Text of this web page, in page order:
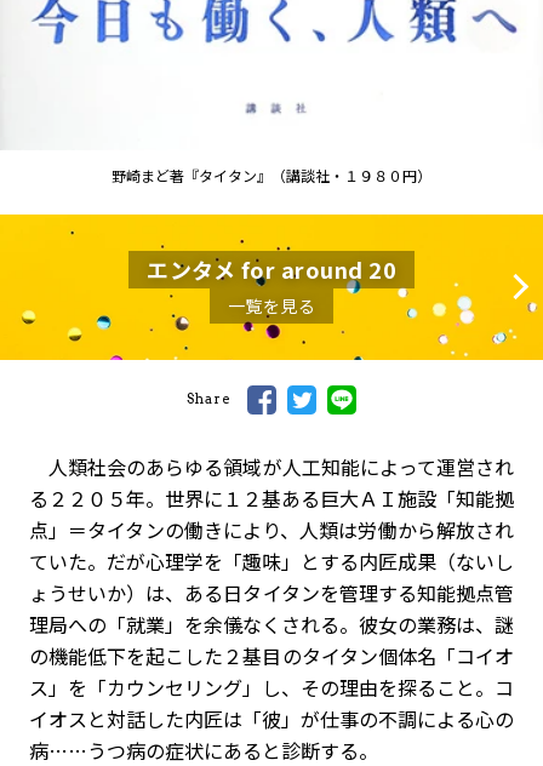
野崎まど著『タイタン』（講談社・１９８０円）
エンタメ for around 20
一覧を見る
Share
人類社会のあらゆる領域が人工知能によって運営され
る２２０５年。世界に１２基ある巨大ＡＩ施設「知能拠
点」＝タイタンの働きにより、人類は労働から解放され
ていた。だが心理学を「趣味」とする内匠成果（ないし
ょうせいか）は、ある日タイタンを管理する知能拠点管
理局への「就業」を余儀なくされる。彼女の業務は、謎
の機能低下を起こした２基目のタイタン――個体名「コイオ
ス」を「カウンセリング」し、その理由を探ること。コ
イオスと対話した内匠は「彼」が仕事の不調による心の
病……うつ病の症状にあると診断する。